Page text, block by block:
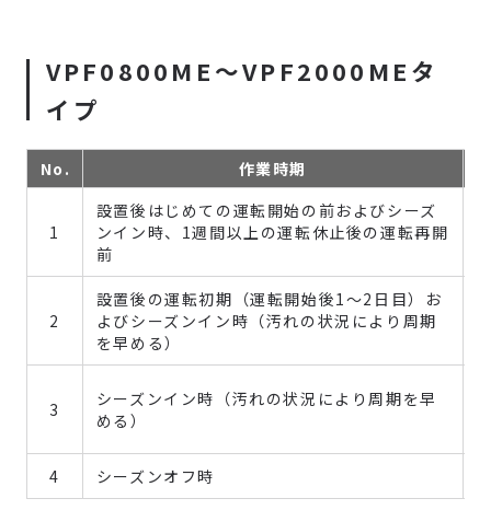
VPF0800ME～VPF2000MEタ
イプ
No. 作業時期
1
設置後はじめての運転開始の前およびシーズ
ンイン時、1週間以上の運転休止後の運転再開
前
2
設置後の運転初期（運転開始後1～2日目）お
よびシーズンイン時（汚れの状況により周期
を早める）
3
シーズンイン時（汚れの状況により周期を早
める）
4 シーズンオフ時